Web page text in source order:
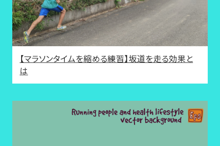
【マラソンタイムを縮める練習】坂道を走る効果と
は